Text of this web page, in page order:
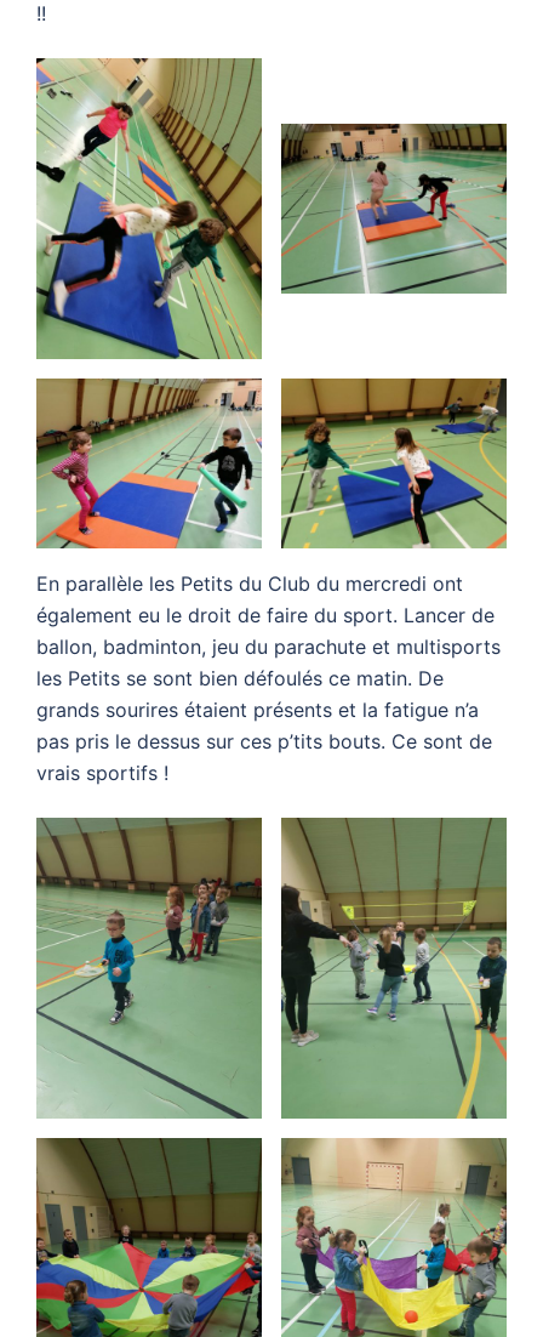
!!
En parallèle les Petits du Club du mercredi ont
également eu le droit de faire du sport. Lancer de
ballon, badminton, jeu du parachute et multisports
les Petits se sont bien défoulés ce matin. De
grands sourires étaient présents et la fatigue n’a
pas pris le dessus sur ces p’tits bouts. Ce sont de
vrais sportifs !